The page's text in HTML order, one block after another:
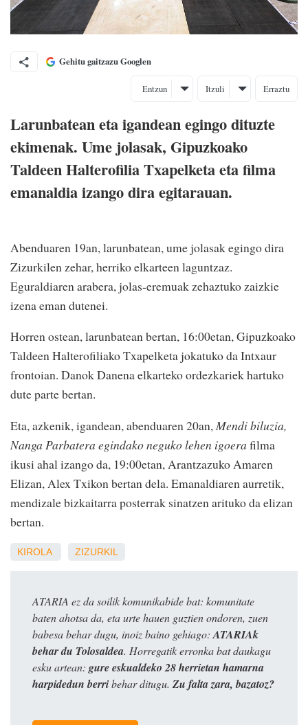
Gehitu gaitzazu Googlen
Entzun Itzuli Erraztu
Larunbatean eta igandean egingo dituzte
ekimenak. Ume jolasak, Gipuzkoako
Taldeen Halterofilia Txapelketa eta filma
emanaldia izango dira egitarauan.
Abenduaren 19an, larunbatean, ume jolasak egingo dira
Zizurkilen zehar, herriko elkarteen laguntzaz.
Eguraldiaren arabera, jolas-eremuak zehaztuko zaizkie
izena eman dutenei.
Horren ostean, larunbatean bertan, 16:00etan, Gipuzkoako
Taldeen Halterofiliako Txapelketa jokatuko da Intxaur
frontoian. Danok Danena elkarteko ordezkariek hartuko
dute parte bertan.
Eta, azkenik, igandean, abenduaren 20an,Mendi biluzia,
Nanga Parbatera egindako neguko lehen igoera filma
ikusi ahal izango da, 19:00etan, Arantzazuko Amaren
Elizan, Alex Txikon bertan dela. Emanaldiaren aurretik,
mendizale bizkaitarra posterrak sinatzen arituko da elizan
bertan.
KIROLA ZIZURKIL
ATARIA ez da soilik komunikabide bat: komunitate
baten ahotsa da, eta urte hauen guztien ondoren, zuen
babesa behar dugu, inoiz baino gehiago: ATARIAk
behar du Tolosaldea. Horregatik erronka bat daukagu
esku artean: gure eskualdeko 28 herrietan hamarna
harpidedun berribehar ditugu. Zu falta zara, bazatoz?